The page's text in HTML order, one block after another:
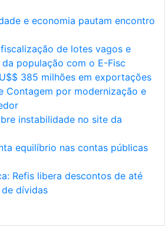
e economia pautam encontro
de lotes vagos e
população com o E-Fisc
385 milhões em exportações
Contagem por modernização e
instabilidade no site da
equilíbrio nas contas públicas
Refis libera descontos de até
dívidas